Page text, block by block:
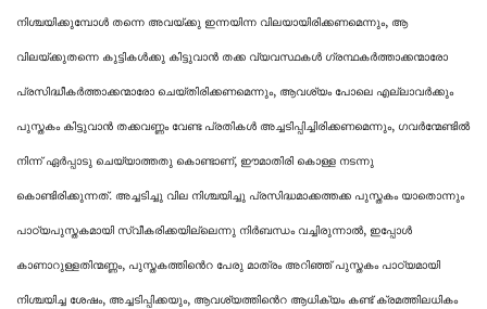
നിശ്ചയിക്കുമ്പോൾ തന്നെ അവയ്ക്കു ഇന്നയിന്ന വിലയായിരിക്കണമെന്നും, ആ
വിലയ്ക്കുതന്നെ കുട്ടികൾക്കു കിട്ടുവാൻ തക്ക വ്യവസ്ഥകൾ ഗ്രന്ഥകർത്താക്കന്മാരോ
പ്രസിദ്ധീകർത്താക്കന്മാരോ ചെയ്തിരിക്കണമെന്നും, ആവശ്യം പോലെ എല്ലാവർക്കും
പുസ്തകം കിട്ടുവാൻ തക്കവണ്ണം വേണ്ട പ്രതികൾ അച്ചടിപ്പിച്ചിരിക്കണമെന്നും, ഗവര്‍ന്മേണ്ടില്‍
നിന്ന് ഏർപ്പാടു ചെയ്യാത്തതു കൊണ്ടാണ്, ഈമാതിരി കൊള്ള നടന്നു
കൊണ്ടിരിക്കുന്നത്. അച്ചടിച്ചു വില നിശ്ചയിച്ചു പ്രസിദ്ധമാക്കത്തക്ക പുസ്തകം യാതൊന്നും
പാഠ്യപുസ്തകമായി സ്വീകരിക്കയില്ലെന്നു നിർബന്ധം വച്ചിരുന്നാൽ, ഇപ്പോൾ
കാണാറുള്ളതിന്മണ്ണം, പുസ്തകത്തിൻെറ പേരു മാത്രം അറിഞ്ഞ് പുസ്തകം പാഠ്യമായി
നിശ്ചയിച്ച ശേഷം, അച്ചടിപ്പിക്കയും, ആവശ്യത്തിൻെറ ആധിക്യം കണ്ട് ക്രമത്തിലധികം